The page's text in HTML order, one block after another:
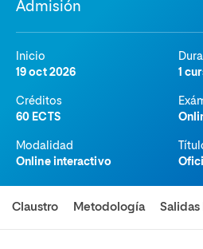
Admisión
Inicio
19 oct 2026
1
Créditos
60 ECTS
Modalidad
Online interactivo
Claustro Metodología Salidas